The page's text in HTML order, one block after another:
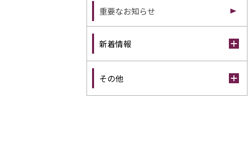
重要なお知らせ
新着情報
その他